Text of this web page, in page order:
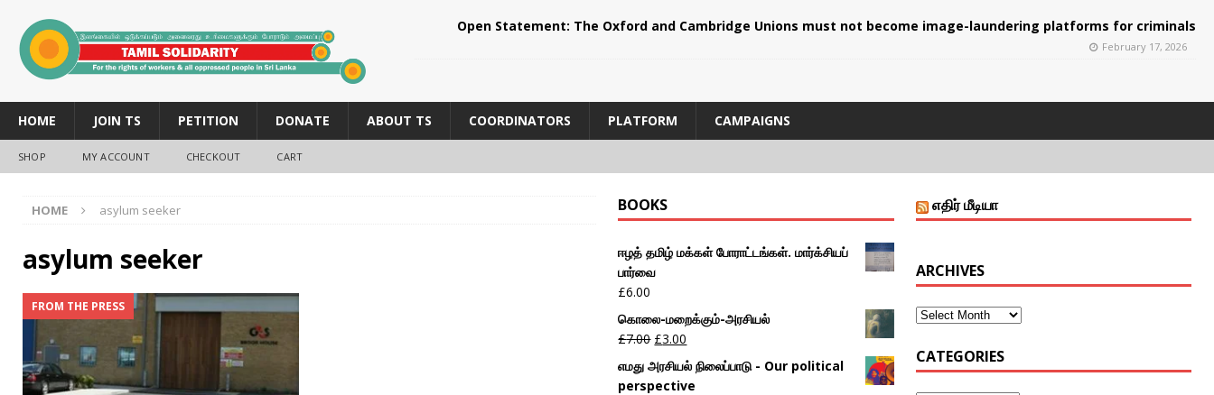
Open Statement: The Oxford and Cambridge Unions must not become image-laundering platforms for criminals
February 17, 2026
HOME JOIN TS PETITION DONATE ABOUT TS COORDINATORS PLATFORM CAMPAIGNS
SHOP MY ACCOUNT CHECKOUT CART
HOME asylum seeker
asylum seeker
FROM THE PRESS
BOOKS
ஈழத் தமிழ் மக்கள் போராட்டங்கள். மார்க்சியப்
பார்வை
£6.00
கொலை-மறைக்கும்-அரசியல்
£7.00 £3.00
எமது அரசியல் நிலைப்பாடு - Our political
perspective
எதிர் மீடியா
ARCHIVES
CATEGORIES